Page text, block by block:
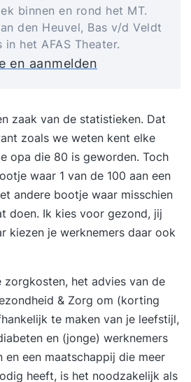
binnen en rond het MT.
den Heuvel, Bas v/d Veldt
het AFAS Theater.
en aanmelden
zaak van de statistieken. Dat
zoals we weten kent elke
opa die 80 is geworden. Toch
waar 1 van de 100 aan een
andere bootje waar misschien
doen. Ik kies voor gezond, jij
kiezen je werknemers daar ook
zorgkosten, het advies van de
& Zorg om (korting
te maken van je leefstijl,
en (jonge) werknemers
een maatschappij die meer
heeft, is het noodzakelijk als